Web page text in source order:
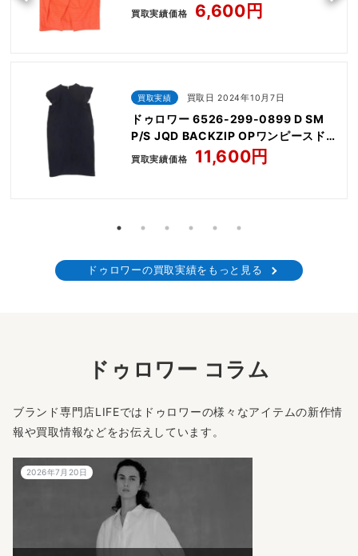
買取実績価格 6,600円
買取実績 買取日 2024年10月7日
ドゥロワー 6526-299-0899 D SM
P/S JQD BACKZIP OPワンピースドレ
ス
買取実績価格 11,600円
ドゥロワーの買取実績をもっと見る
ドゥロワー コラム
ブランド専門店LIFEではドゥロワーの様々なアイテムの新作情
報や買取情報などをお伝えしています。
2026年7月20日